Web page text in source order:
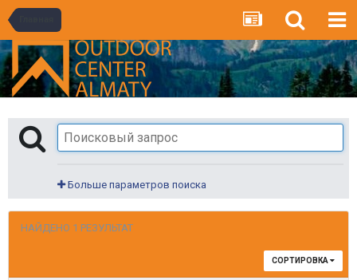
Больше параметров поиска
НАЙДЕНО 1 РЕЗУЛЬТАТ
СОРТИРОВКА